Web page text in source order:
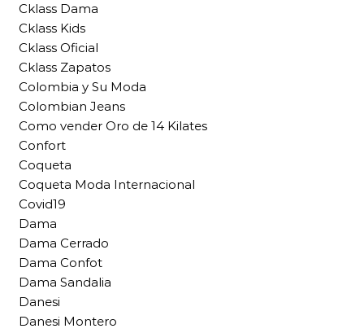
Cklass Dama
Cklass Kids
Cklass Oficial
Cklass Zapatos
Colombia y Su Moda
Colombian Jeans
Como vender Oro de 14 Kilates
Confort
Coqueta
Coqueta Moda Internacional
Covid19
Dama
Dama Cerrado
Dama Confot
Dama Sandalia
Danesi
Danesi Montero